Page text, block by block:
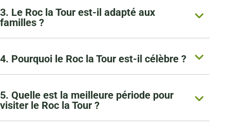
3. Le Roc la Tour est-il adapté aux
familles ?
4. Pourquoi le Roc la Tour est-il célèbre ?
5. Quelle est la meilleure période pour
visiter le Roc la Tour ?